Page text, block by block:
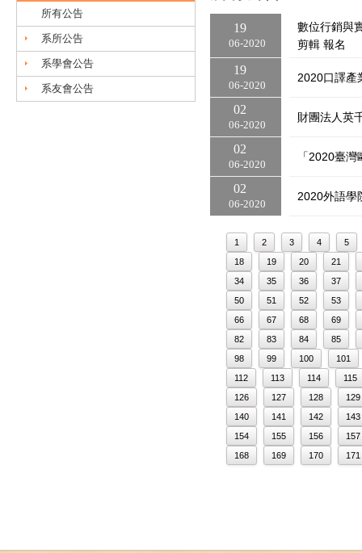
所有公告
系所公告
系學會公告
系友會公告
06 2020
19
數位行銷與
剪輯 報名
06 2020
19
2020口譯產
06 2020
02
財團法人英
06 2020
02
「2020臺
06 2020
02
2020外語學
1 2 3 4
5
18
19 20
21
34
35 36
37
50
51 52
53
66
67 68
69
82
83 84
85
98
99 100
101
112
113 114
115
126
127 128
129
140
141 142
143
154
155 156
157
168
169 170 171